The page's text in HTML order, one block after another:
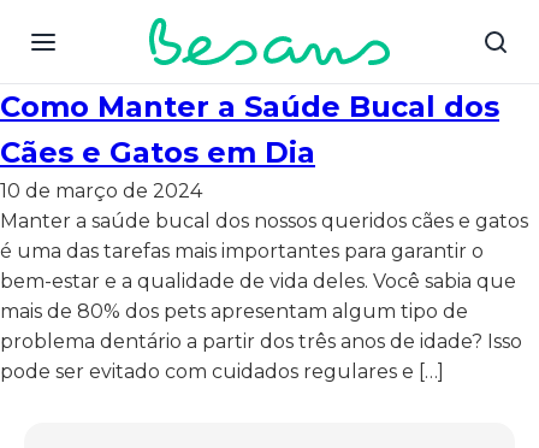
Como Manter a Saúde Bucal dos
Cães e Gatos em Dia
10 de março de 2024
Manter a saúde bucal dos nossos queridos cães e gatos
é uma das tarefas mais importantes para garantir o
bem-estar e a qualidade de vida deles. Você sabia que
mais de 80% dos pets apresentam algum tipo de
problema dentário a partir dos três anos de idade? Isso
pode ser evitado com cuidados regulares e […]